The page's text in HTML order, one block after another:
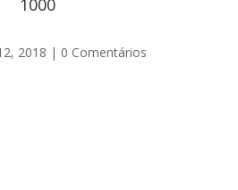
2018 | 0 Comentários